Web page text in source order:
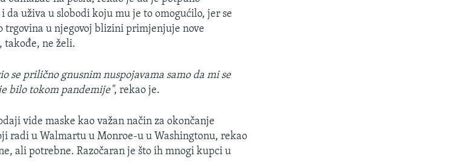
uživa u slobodi koju mu je to omogućilo, jer se
trgovina u njegovoj blizini primjenjuje nove
takođe, ne želi.
se prilično gnusnim nuspojavama samo da mi se
bilo tokom pandemije", rekao je.
vide maske kao važan način za okončanje
radi u Walmartu u Monroe-u u Washingtonu, rekao
ali potrebne. Razočaran je što ih mnogi kupci u